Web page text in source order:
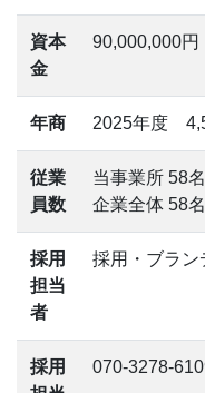
資本
金
90,000,000円
年商 2025年度
従業
員数
当事業所 58
企業全体 58
採用
担当
者
採用・ブラ
採用
070-3278-